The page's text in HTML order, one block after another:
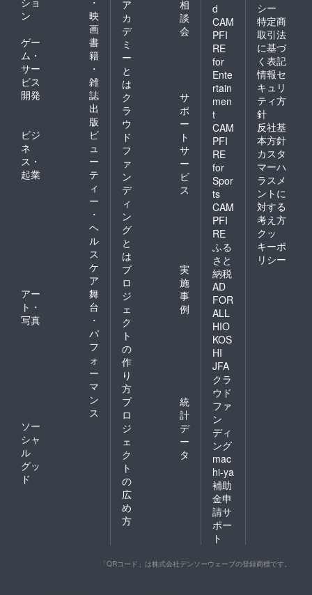
ン
映
画
ゲー
ム・
サー
ビス
開発
書
籍
・
雑
誌
出
版
ビジ
ネ
ス・
起業
ビ
ュ
ー
テ
ィ
ー
・
ヘ
ル
ス
ケ
ア
アー
ト・
写真
舞
台
・
パ
フ
ォ
ー
マ
ン
ス
ソー
シャ
ル
グッ
ド
ア
カ
デ
ミ
ー
と
は
相
談
会
ク
ラ
ウ
ド
フ
ァ
ン
デ
ィ
ン
グ
と
は
サ
ポ
ー
ト
サ
ー
ビ
ス
プ
ロ
ジ
ェ
ク
ト
の
作
り
方
実
施
事
例
プ
ロ
ジ
ェ
ク
ト
の
広
め
方
統
計
デ
ー
タ
d
CAM
PFI
RE
for
Ente
rtain
men
t
CAM
PFI
RE
for
Spor
ts
CAM
PFI
RE
ふる
さと
納税
AD
FOR
ALL
HIO
KOS
HI
JFA
クラ
ウド
ファ
ン
ディ
ング
mac
hi-ya
補助
金申
請サ
ポー
ト
シー
特定商
取引法
に基づ
く表記
情報セ
キュリ
ティ方
針
反社基
本方針
カスタ
マーハ
ラスメ
ントに
対する
考え方
クッ
キーポ
リシー
「QRコード」は株式会社デンソーウェーブの登録商標です。